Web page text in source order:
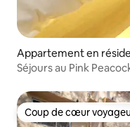
Appartement en
Séjours au Pink
Coup de cœur
Coup de cœur